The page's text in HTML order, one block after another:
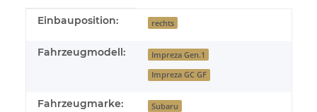
Produkteigenschaft
Wert
Einbauposition: rechts
Fahrzeugmodell: Impreza Gen.1
Impreza GC GF
Fahrzeugmarke: Subaru